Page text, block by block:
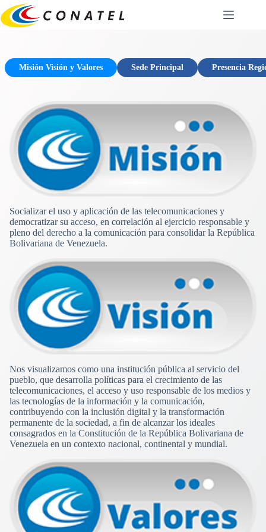
Saltar
al
contenido
Misión Visión y Valores Sede Principal Presencia
Socializar el uso y aplicación de las telecomunicaciones y
democratizar su acceso, en correlación al ejercicio responsable y
pleno del derecho a la comunicación para consolidar la República
Bolivariana de Venezuela.
Nos visualizamos como una institución pública al servicio del
pueblo, que desarrolla políticas para el crecimiento de las
telecomunicaciones, el acceso y uso responsable de los medios y
las tecnologías de la información y la comunicación,
contribuyendo con la inclusión digital y la transformación
permanente de la sociedad, a fin de alcanzar los ideales
consagrados en la Constitución de la República Bolivariana de
Venezuela en un contexto nacional, continental y mundial.